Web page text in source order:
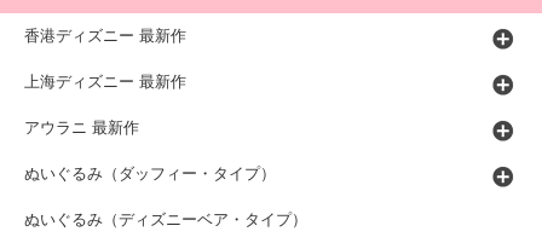
香港ディズニー 最新作
上海ディズニー 最新作
アウラニ 最新作
ぬいぐるみ（ダッフィー・タイプ）
ぬいぐるみ（ディズニーベア・タイプ）